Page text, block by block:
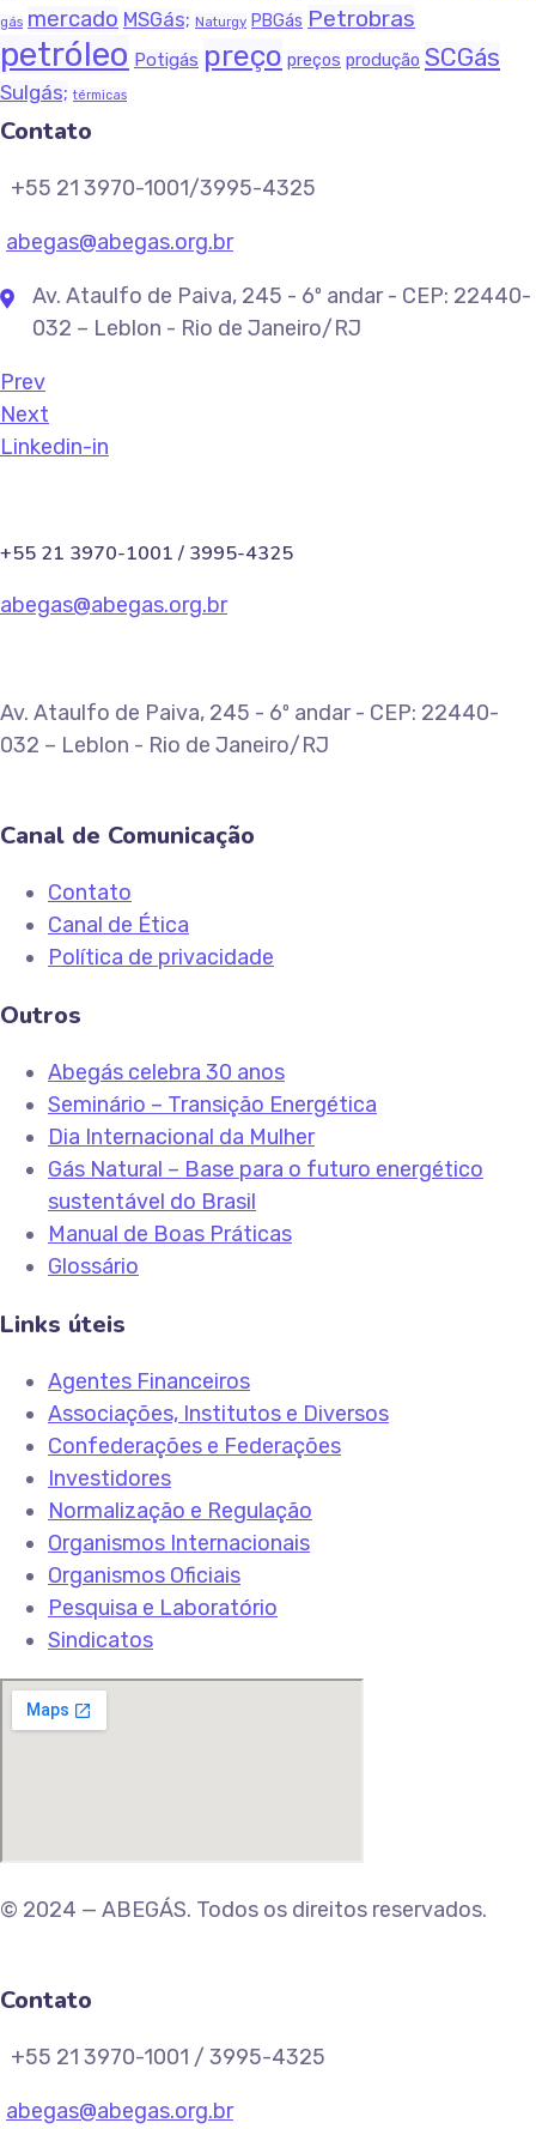
gás mercado MSGás; Naturgy PBGás Petrobras
petróleo Potigás preço preços produção SCGás
Sulgás; térmicas
Contato
+55 21 3970-1001/3995-4325
abegas@abegas.org.br
Av. Ataulfo de Paiva, 245 - 6º andar - CEP: 22440-
032 – Leblon - Rio de Janeiro/RJ
Prev
Next
Linkedin-in
+55 21 3970-1001 / 3995-4325
abegas@abegas.org.br
Av. Ataulfo de Paiva, 245 - 6º andar - CEP: 22440-
032 – Leblon - Rio de Janeiro/RJ
Canal de Comunicação
Contato
Canal de Ética
Política de privacidade
Outros
Abegás celebra 30 anos
Seminário – Transição Energética
Dia Internacional da Mulher
Gás Natural – Base para o futuro energético
sustentável do Brasil
Manual de Boas Práticas
Glossário
Links úteis
Agentes Financeiros
Associações, Institutos e Diversos
Confederações e Federações
Investidores
Normalização e Regulação
Organismos Internacionais
Organismos Oficiais
Pesquisa e Laboratório
Sindicatos
© 2024 — ABEGÁS. Todos os direitos reservados.
Contato
+55 21 3970-1001 / 3995-4325
abegas@abegas.org.br